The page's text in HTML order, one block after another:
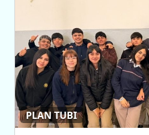
PLAN TUBI